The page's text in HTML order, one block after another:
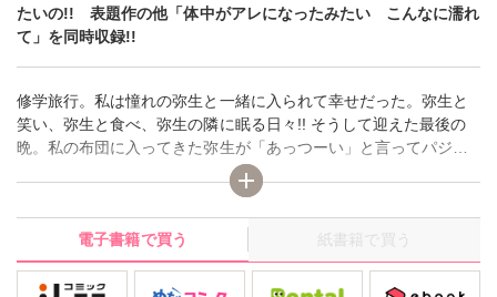
たいの!! 表題作の他「体中がアレになったみたい こんなに濡れ
て」を同時収録!!
修学旅行。私は憧れの弥生と一緒に入られて幸せだった。弥生と
笑い、弥生と食べ、弥生の隣に眠る日々!! そうして迎えた最後の
晩。私の布団に入ってきた弥生が「あっつーい」と言ってパジャ
マを脱いで全裸になると、私のパジャマも脱がせてきた!?「やだ
っ、ちょっとくすぐったい。どこ触ってんのよ、弥生ったら!!」
「へへへ、チ・ク・ビ」「いー加減にしないと怒るよ!」「ふふ」
ツンと乳首をはじく。「あ…」思わず声が出た。「面白～い。も
っと実験しちゃおっ」弥生が乳首を摘まんでこね回す。「や…」
私…変…体の芯が痺れて…なんだか下半身が熱い。「やめ…
電子書籍で買う 紙書籍で買う